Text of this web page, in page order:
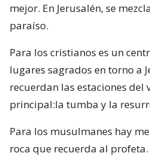
mejor. En Jerusalén, se
paraíso.
Para los cristianos es un
lugares sagrados en torno a
recuerdan las estaciones del
principal:la tumba y la
Para los musulmanes hay
roca que recuerda al